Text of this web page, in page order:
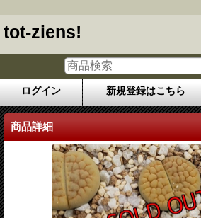
tot-ziens!
ログイン 新規登録はこちら
商品詳細